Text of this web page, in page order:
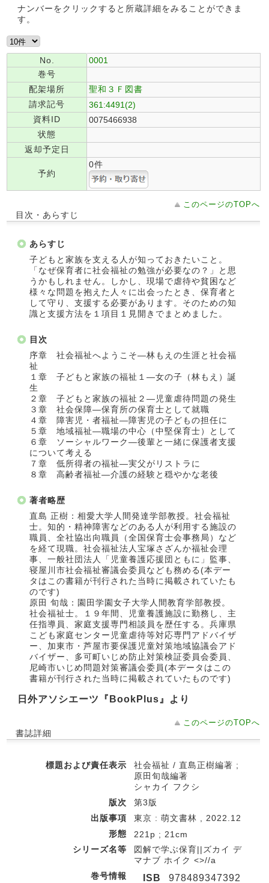
ナンバーをクリックすると所蔵詳細をみることができま
す。
No.
0001
巻号
配架場所
聖和３Ｆ図書
請求記号
361:4491(2)
資料ID
0075466938
状態
返却予定日
予約
0件
このページのTOPへ
目次・あらすじ
あらすじ
子どもと家族を支える人が知っておきたいこと。
「なぜ保育者に社会福祉の勉強が必要なの？」と思
うかもしれません。しかし、現場で虐待や貧困など
様々な問題を抱えた人々に出会ったとき、保育者と
して守り、支援する必要があります。そのための知
識と支援方法を１項目１見開きでまとめました。
目次
序章 社会福祉へようこそ―林もえの生涯と社会福
祉
１章 子どもと家族の福祉１―女の子（林もえ）誕
生
２章 子どもと家族の福祉２―児童虐待問題の発生
３章 社会保障―保育所の保育士として就職
４章 障害児・者福祉―障害児の子どもの担任に
５章 地域福祉―職場の中心（中堅保育士）として
６章 ソーシャルワーク―後輩と一緒に保護者支援
について考える
７章 低所得者の福祉―実父がリストラに
８章 高齢者福祉―介護の経験と穏やかな老後
著者略歴
直島 正樹：相愛大学人間発達学部教授。社会福祉
士。知的・精神障害などのある人が利用する施設の
職員、全社協出向職員（全国保育士会事務局）など
を経て現職。社会福祉法人宝塚さざんか福祉会理
事、一般社団法人「児童養護応援団ともに」監事、
寝屋川市社会福祉審議会委員なども務める(本デー
タはこの書籍が刊行された当時に掲載されていたも
のです)
原田 旬哉：園田学園女子大学人間教育学部教授。
社会福祉士。１９年間、児童養護施設に勤務し、主
任指導員、家庭支援専門相談員を歴任する。兵庫県
こども家庭センター児童虐待等対応専門アドバイザ
ー、加東市・芦屋市要保護児童対策地域協議会アド
バイザー、多可町いじめ防止対策検証委員会委員、
尼崎市いじめ問題対策審議会委員(本データはこの
書籍が刊行された当時に掲載されていたものです)
日外アソシエーツ『BookPlus』より
このページのTOPへ
書誌詳細
標題および責任表示
社会福祉 / 直島正樹編著 ;
原田旬哉編著
シャカイ フクシ
版次
第3版
出版事項
東京 : 萌文書林 , 2022.12
形態
221p ; 21cm
シリーズ名等
図解で学ぶ保育||ズカイ デ
マナブ ホイク <>//a
巻号情報
ISB 978489347392